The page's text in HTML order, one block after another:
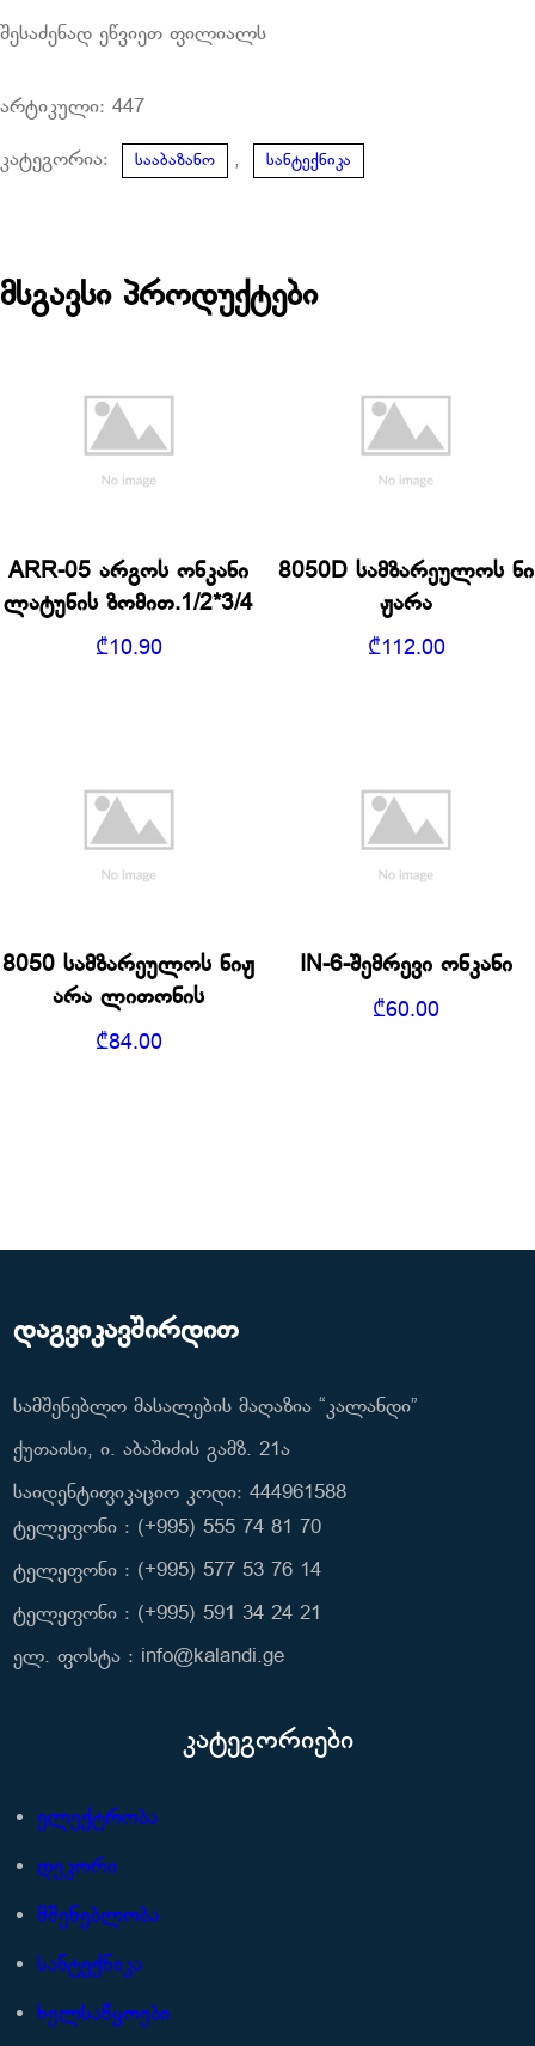
შესაძენად ეწვიეთ ფილიალს
არტიკული: 447
კატეგორია: სააბაზანო , სანტექნიკა
მსგავსი პროდუქტები
ARR-05 არგოს ონკანი
ლატუნის ზომით.1/2*3/4
₾10.90
8050D სამზარეულოს ნი
ჟარა
₾112.00
8050 სამზარეულოს ნიჟ
არა ლითონის
₾84.00
IN-6-შემრევი ონკანი
₾60.00
დაგვიკავშირდით
სამშენებლო მასალების მაღაზია “კალანდი”
ქუთაისი, ი. აბაშიძის გამზ. 21ა
საიდენტიფიკაციო კოდი: 444961588
ტელეფონი : (+995) 555 74 81 70
ტელეფონი : (+995) 577 53 76 14
ტელეფონი : (+995) 591 34 24 21
ელ. ფოსტა : info@kalandi.ge
კატეგორიები
ელექტრობა
დეკორი
მშენებლობა
სანტექნიკა
ხელსაწყოები